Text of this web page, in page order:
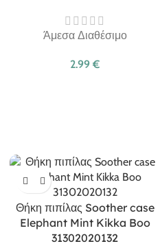
Άμεσα Διαθέσιμο
2.99 €
Θήκη πιπίλας Soother case
Elephant Mint Kikka Boo
31302020132